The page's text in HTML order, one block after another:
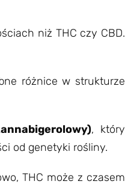
niż THC czy CBD.
różnice w strukturze
, który
od genetyki rośliny.
THC może z czasem